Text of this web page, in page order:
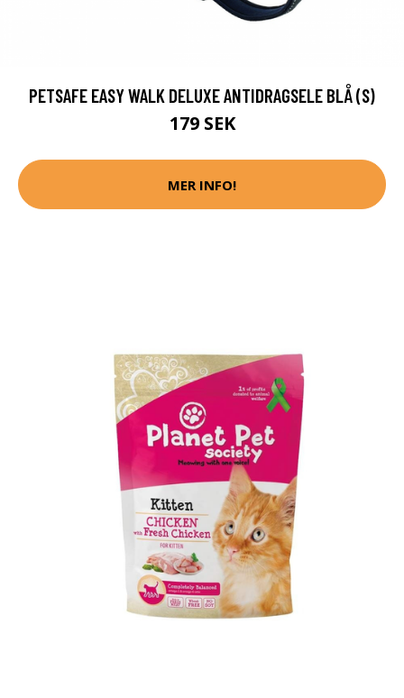
PETSAFE EASY WALK DELUXE ANTIDRAGSELE BLÅ (S)
179 SEK
MER INFO!